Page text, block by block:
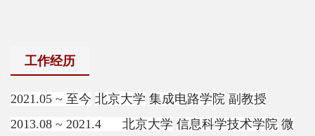
培
养
平
工作经历
2021.05 ~ 至今 北京大学 集成电路学院 副教授
2013.08 ~ 2021.4 北京大学 信息科学技术学院 微